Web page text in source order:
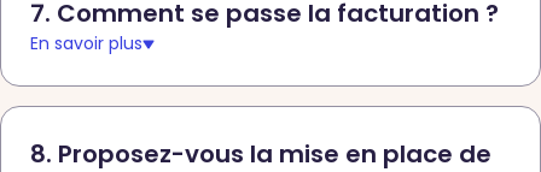
7. Comment se passe la facturation ?
En savoir plus
8. Proposez-vous la mise en place de